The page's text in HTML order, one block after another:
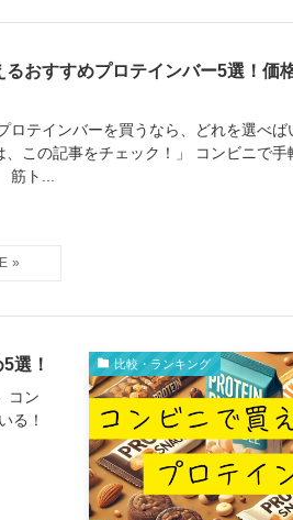
るおすすめプロテインバー5選！価
ロテインバーを買うなら、どれを選べば
、この記事をチェック！」 コンビニで手
筋ト...
比較・ランキング
選！
コン
る！